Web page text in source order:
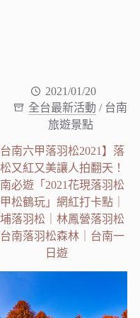
2021/01/20
全台最新活動 / 台南
旅遊景點
台南六甲落羽松2021】落
又紅又美讓人拍翻天！
必遊「2021花現落羽松
松鶴玩」網紅打卡點｜
落羽松｜林鳳營落羽松
台南落羽松森林｜台南一
日遊